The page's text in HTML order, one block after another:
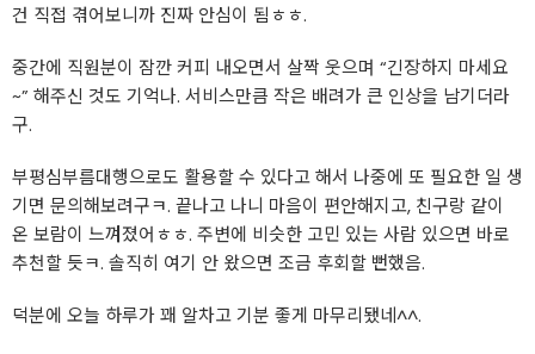
건 직접 겪어보니까 진짜 안심이 됨ㅎㅎ.
중간에 직원분이 잠깐 커피 내오면서 살짝 웃으며 “긴장하지 마세요
~” 해주신 것도 기억나. 서비스만큼 작은 배려가 큰 인상을 남기더라
구.
부평심부름대행으로도 활용할 수 있다고 해서 나중에 또 필요한 일 생
기면 문의해보려구ㅋ. 끝나고 나니 마음이 편안해지고, 친구랑 같이
온 보람이 느껴졌어ㅎㅎ. 주변에 비슷한 고민 있는 사람 있으면 바로
추천할 듯ㅋ. 솔직히 여기 안 왔으면 조금 후회할 뻔했음.
덕분에 오늘 하루가 꽤 알차고 기분 좋게 마무리됐네^^.